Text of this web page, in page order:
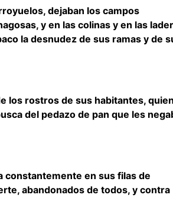
dejaban los campos
y en las colinas y en las
la desnudez de sus ramas y de
los rostros de sus habitantes,
del pedazo de pan que les
constantemente en sus filas de
abandonados de todos, y contra